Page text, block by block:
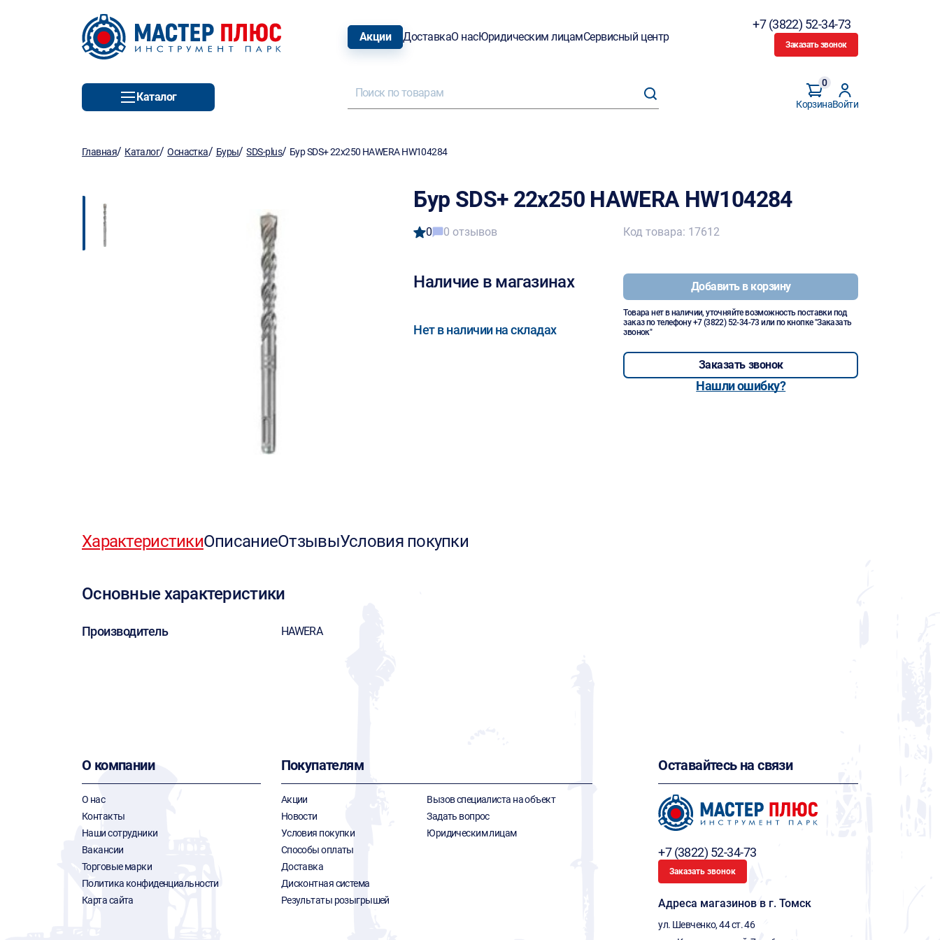
Акции ДоставкаО насЮридическим лицамСервисный центр
+7 (3822) 52-34-73
Заказать звонок
Каталог
Корзина
0
Войти
Главная/ Каталог/Оснастка/ Буры/SDS-plus/ Бур SDS+ 22x250 HAWERA HW104284
Бур SDS+ 22x250 HAWERA HW104284
0 0 отзывов
Наличие в магазинах
Нет в наличии на складах
Код товара: 17612
Добавить в корзину
Товара нет в наличии, уточняйте возможность поставки под
заказ по телефону+7 (3822) 52-34-73 или по кнопке "Заказать
звонок"
Заказать звонок
Нашли ошибку?
ХарактеристикиОписаниеОтзывыУсловия покупки
Основные характеристики
Производитель HAWERA
О компании
О нас
Контакты
Наши сотрудники
Вакансии
Торговые марки
Политика конфиденциальности
Карта сайта
Покупателям
Акции
Новости
Условия покупки
Способы оплаты
Доставка
Дисконтная система
Результаты розыгрышей
Вызов специалиста на объект
Задать вопрос
Юридическим лицам
Оставайтесь на связи
+7 (3822) 52-34-73
Заказать звонок
Адреса магазинов в г. Томск
ул. Шевченко, 44 ст. 46